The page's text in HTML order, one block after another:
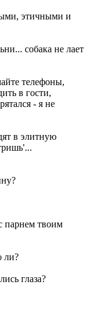
этичными и
собака не лает
телефоны,
в гости,
- я не
в элитную
парнем твоим
ли?
глаза?